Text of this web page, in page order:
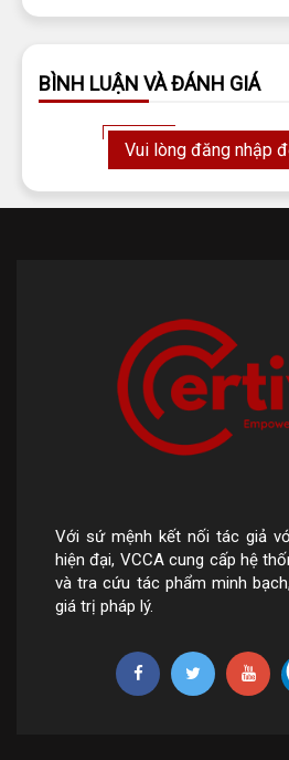
BÌNH LUẬN VÀ ĐÁNH GIÁ
Vui lòng đăng nhập
Với sứ mệnh kết nối tác giả
hiện đại, VCCA cung cấp hệ
và tra cứu tác phẩm minh
giá trị pháp lý.